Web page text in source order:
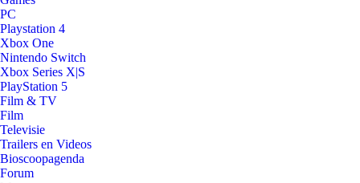
PC
Playstation 4
Xbox One
Nintendo Switch
Xbox Series X|S
PlayStation 5
Film & TV
Film
Televisie
Trailers en Videos
Bioscoopagenda
Forum